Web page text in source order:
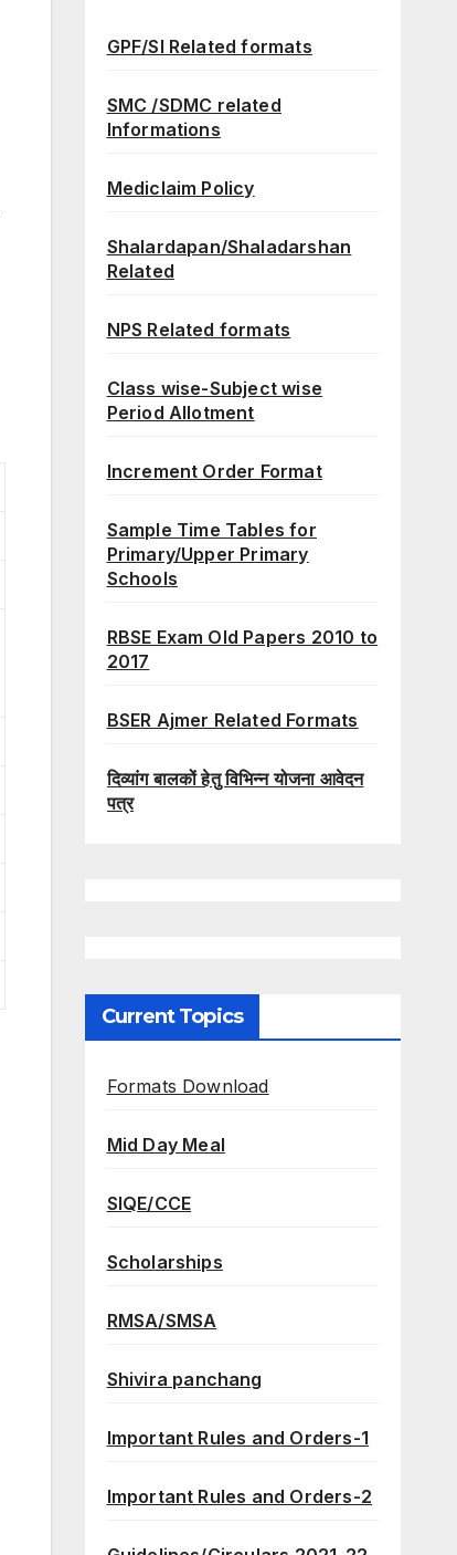
GPF/SI Related formats
SMC /SDMC related
Informations
Mediclaim Policy
Shalardapan/Shaladarshan
Related
NPS Related formats
Class wise-Subject wise
Period Allotment
Increment Order Format
Sample Time Tables for
Primary/Upper Primary
Schools
RBSE Exam Old Papers 2010 to
2017
BSER Ajmer Related Formats
दिव्यांग बालकों हेतु विभिन्न योजना आवेदन
पत्र
Current Topics
Formats Download
Mid Day Meal
SIQE/CCE
Scholarships
RMSA/SMSA
Shivira panchang
Important Rules and Orders-1
Important Rules and Orders-2